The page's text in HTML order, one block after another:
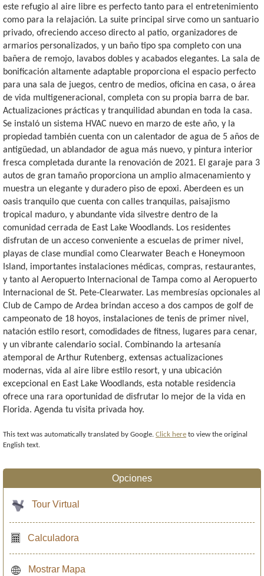
este refugio al aire libre es perfecto tanto para el entretenimiento
como para la relajación. La suite principal sirve como un santuario
privado, ofreciendo acceso directo al patio, organizadores de
armarios personalizados, y un baño tipo spa completo con una
bañera de remojo, lavabos dobles y acabados elegantes. La sala de
bonificación altamente adaptable proporciona el espacio perfecto
para una sala de juegos, centro de medios, oficina en casa, o área
de vida multigeneracional, completa con su propia barra de bar.
Actualizaciones prácticas y tranquilidad abundan en toda la casa.
Se instaló un sistema HVAC nuevo en marzo de este año, y la
propiedad también cuenta con un calentador de agua de 5 años de
antigüedad, un ablandador de agua más nuevo, y pintura interior
fresca completada durante la renovación de 2021. El garaje para 3
autos de gran tamaño proporciona un amplio almacenamiento y
muestra un elegante y duradero piso de epoxi. Aberdeen es un
oasis tranquilo que cuenta con calles tranquilas, paisajismo
tropical maduro, y abundante vida silvestre dentro de la
comunidad cerrada de East Lake Woodlands. Los residentes
disfrutan de un acceso conveniente a escuelas de primer nivel,
playas de clase mundial como Clearwater Beach e Honeymoon
Island, importantes instalaciones médicas, compras, restaurantes,
y tanto al Aeropuerto Internacional de Tampa como al Aeropuerto
Internacional de St. Pete-Clearwater. Las membresías opcionales al
Club de Campo de Ardea brindan acceso a dos campos de golf de
campeonato de 18 hoyos, instalaciones de tenis de primer nivel,
natación estilo resort, comodidades de fitness, lugares para cenar,
y un vibrante calendario social. Combinando la artesanía
atemporal de Arthur Rutenberg, extensas actualizaciones
modernas, vida al aire libre estilo resort, y una ubicación
excepcional en East Lake Woodlands, esta notable residencia
ofrece una rara oportunidad de disfrutar lo mejor de la vida en
Florida. Agenda tu visita privada hoy.
This text was automatically translated by Google. Click here to view the original
English text.
Opciones
Tour Virtual
Calculadora
Mostrar Mapa